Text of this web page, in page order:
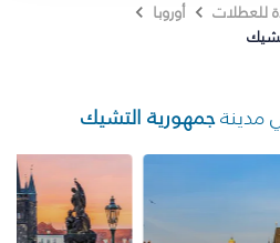
للعطلات
أوروبا
مدينةجمهورية التشيك